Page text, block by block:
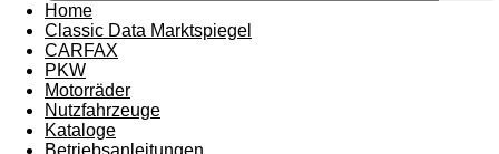
Home
Classic Data Marktspiegel
CARFAX
PKW
Motorräder
Nutzfahrzeuge
Kataloge
Betriebsanleitungen